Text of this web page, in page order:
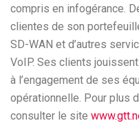
compris en infogérance.
clientes de son
SD-WAN et d’autres
VoIP. Ses clients
à l’engagement de ses
opérationnelle. Pour plus
consulter le site